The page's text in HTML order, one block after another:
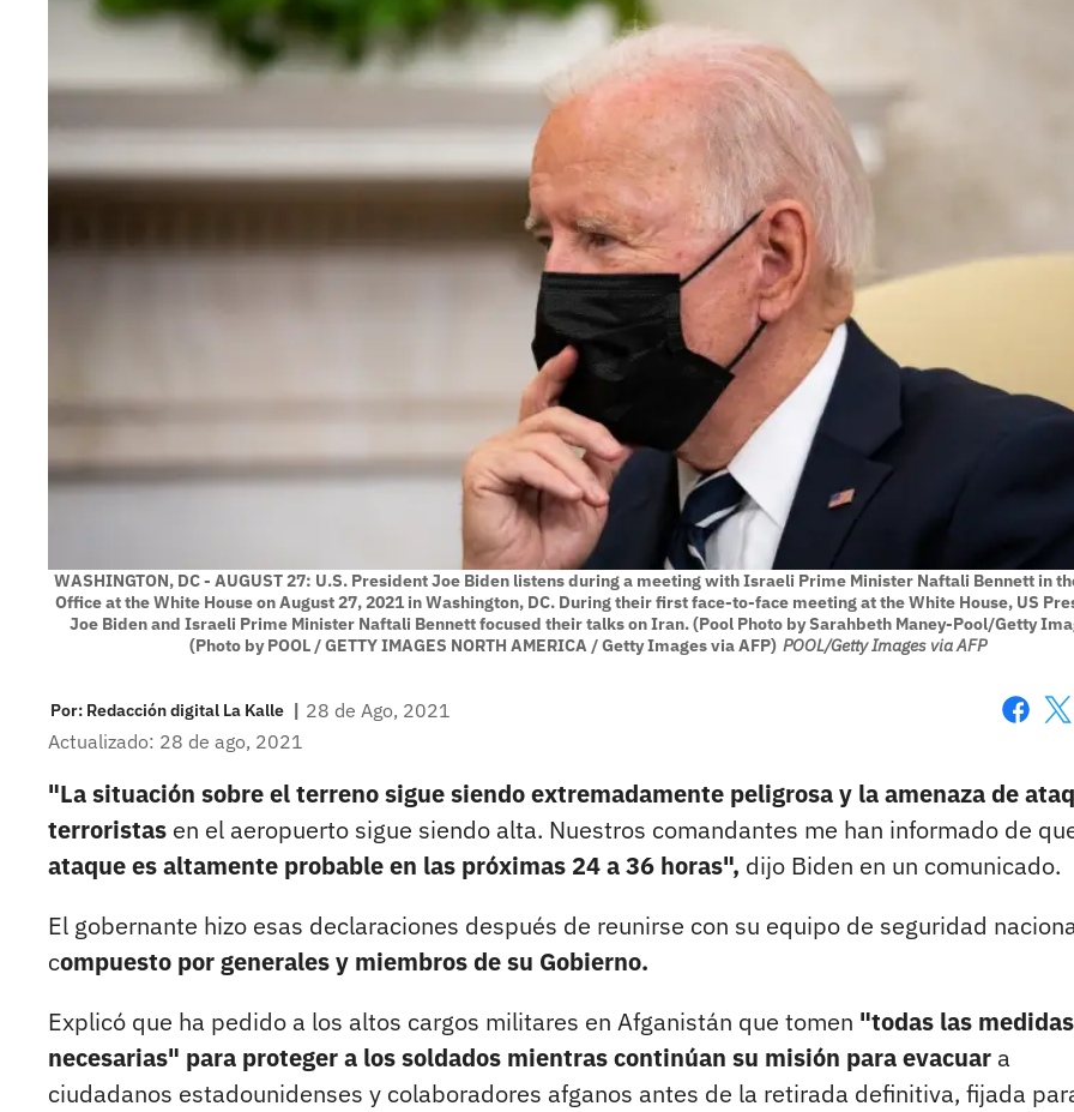
WASHINGTON, DC - AUGUST 27: U.S. President Joe Biden listens during a meeting with Israeli Prime Minister Naftali Bennett in
Office at the White House on August 27, 2021 in Washington, DC. During their first face-to-face meeting at the White House, US
Joe Biden and Israeli Prime Minister Naftali Bennett focused their talks on Iran. (Pool Photo by Sarahbeth Maney-Pool/Getty
(Photo by POOL / GETTY IMAGES NORTH AMERICA / Getty Images via AFP) POOL/Getty Images via AFP
Por: Redacción digital La Kalle | 28 de Ago, 2021
Actualizado: 28 de ago, 2021
"La situación sobre el terreno sigue siendo extremadamente peligrosa y la amenaza de
terroristas en el aeropuerto sigue siendo alta. Nuestros comandantes me han informado de
ataque es altamente probable en las próximas 24 a 36 horas", dijo Biden en un comunicado.
El gobernante hizo esas declaraciones después de reunirse con su equipo de seguridad
compuesto por generales y miembros de su Gobierno.
Explicó que ha pedido a los altos cargos militares en Afganistán que tomen "todas las medidas
necesarias" para proteger a los soldados mientras continúan su misión para evacuar a
ciudadanos estadounidenses y colaboradores afganos antes de la retirada definitiva, fijada